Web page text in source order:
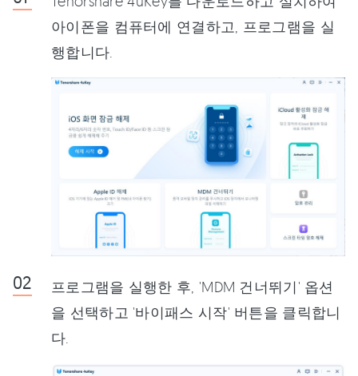
아이폰을 컴퓨터에 연결하고, 프로그램을 실
행합니다.
프로그램을 실행한 후, 'MDM 건너뛰기' 옵션
을 선택하고 '바이패스 시작' 버튼을 클릭합니
다.